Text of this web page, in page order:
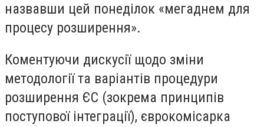
назвавши цей понеділок «мегаднем для
процесу розширення».
Коментуючи дискусії щодо зміни
методології та варіантів процедури
розширення ЄС (зокрема принципів
поступової інтеграції), єврокомісарка